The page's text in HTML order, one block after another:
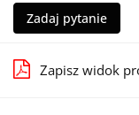
Zadaj pytanie
Zapisz widok